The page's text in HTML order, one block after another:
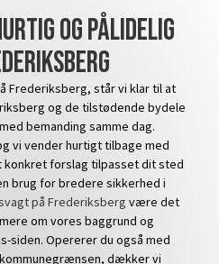
og pålidelig
Frederiksberg, står vi klar til at
og de tilstødende bydele
bemanding samme dag.
vi vender hurtigt tilbage med
forslag tilpasset dit sted
brug for bredere sikkerhed i
på Frederiksberg være det
om vores baggrund og
-siden. Opererer du også med
dækker vi